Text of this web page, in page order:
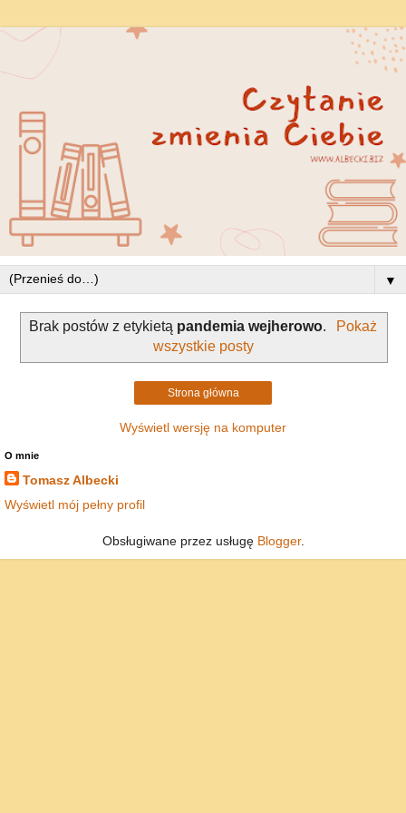
▼
Brak postów z etykietą pandemia wejherowo.
Pokaż
wszystkie posty
Strona główna
Wyświetl wersję na komputer
O mnie
Tomasz Albecki
Wyświetl mój pełny profil
Obsługiwane przez usługę Blogger.